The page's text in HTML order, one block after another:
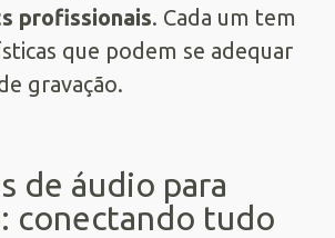
profissionais. Cada um tem
que podem se adequar
gravação.
de áudio para
conectando tudo